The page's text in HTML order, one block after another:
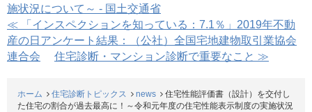
施状況について～ - 国土交通省
≪ 「インスペクションを知っている：7.1％」2019年不動
産の日アンケート結果：（公社）全国宅地建物取引業協会
連合会
住宅診断・マンション診断で重要なこと ≫
ホーム 住宅診断トピックス news
住宅性能評価書（設計）を交付し
た住宅の割合が過去最高に！～令和元年度の住宅性能表示制度の実施状況